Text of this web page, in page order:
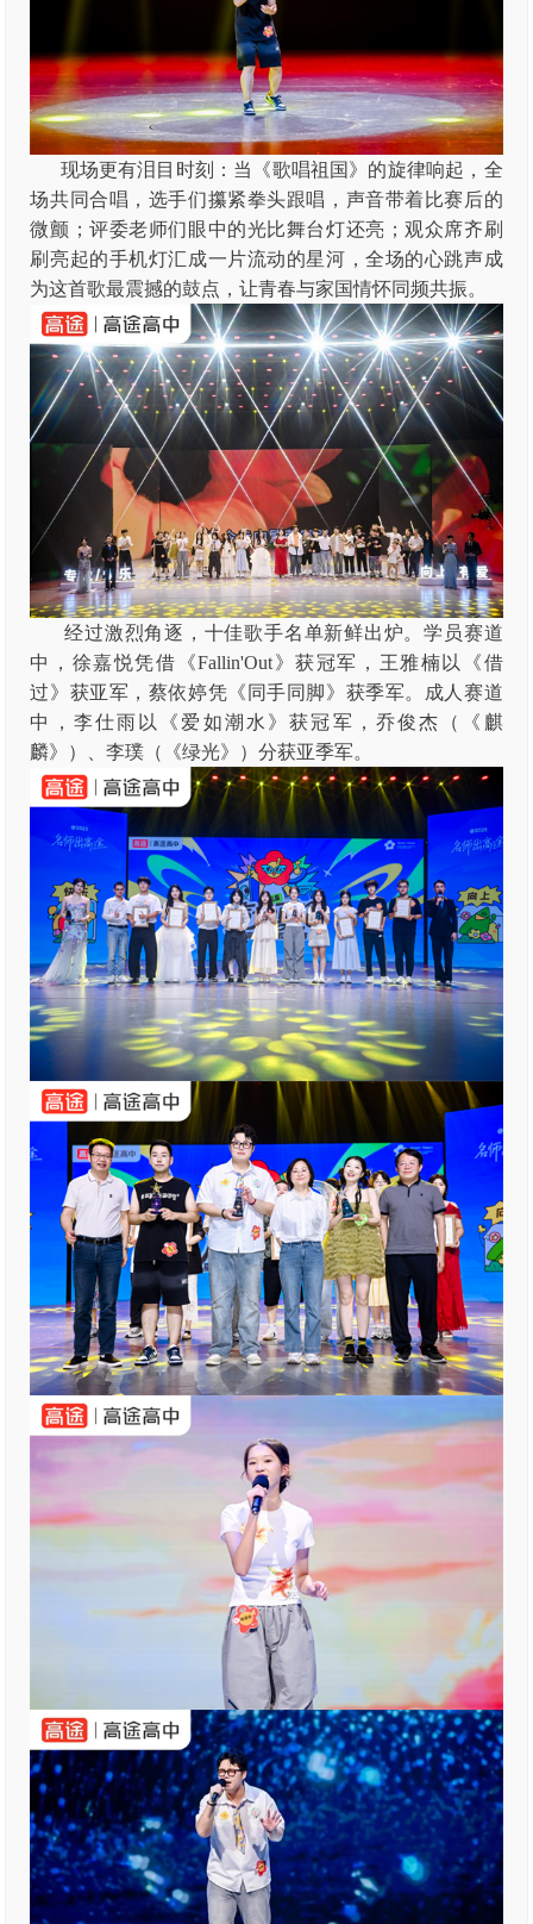
现场更有泪目时刻：当《歌唱祖国》的旋律响起，全
场共同合唱，选手们攥紧拳头跟唱，声音带着比赛后的
微颤；评委老师们眼中的光比舞台灯还亮；观众席齐刷
刷亮起的手机灯汇成一片流动的星河，全场的心跳声成
为这首歌最震撼的鼓点，让青春与家国情怀同频共振。
经过激烈角逐，十佳歌手名单新鲜出炉。学员赛道
中，徐嘉悦凭借《Fallin'Out》获冠军，王雅楠以《借
过》获亚军，蔡依婷凭《同手同脚》获季军。成人赛道
中，李仕雨以《爱如潮水》获冠军，乔俊杰（《麒
麟》）、李璞（《绿光》）分获亚季军。